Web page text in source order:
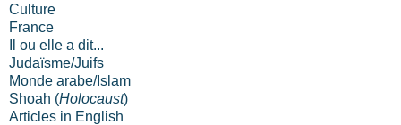
Culture
France
Il ou elle a dit...
Judaïsme/Juifs
Monde arabe/Islam
Shoah (Holocaust)
Articles in English